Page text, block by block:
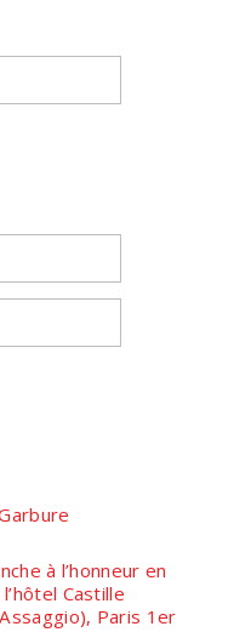
à l’honneur en
Castille
Paris 1er